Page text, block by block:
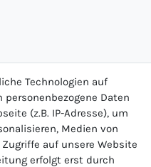
Technologien auf
Daten
(z.B. IP-Adresse), um
Medien von
auf unsere Website
erfolgt erst durch